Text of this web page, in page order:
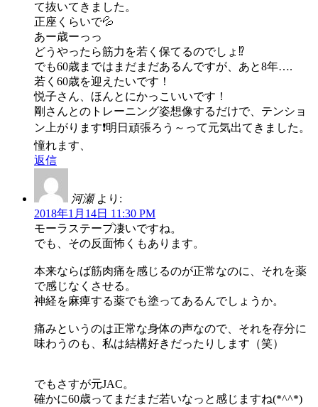
て抜いてきました。
正座くらいで💦
あー歳ーっっ
どうやったら筋力を若く保てるのでしょ⁉
でも60歳まではまだまだあるんですが、あと8年….
若く60歳を迎えたいです！
悦子さん、ほんとにかっこいいです！
剛さんとのトレーニング姿想像するだけで、テンショ
ン上がります❗明日頑張ろう～って元気出てきました。
憧れます、
返信
河瀬 より:
2018年1月14日 11:30 PM
モーラステープ凄いですね。
でも、その反面怖くもあります。
本来ならば筋肉痛を感じるのが正常なのに、それを薬
で感じなくさせる。
神経を麻痺する薬でも塗ってあるんでしょうか。
痛みというのは正常な身体の声なので、それを存分に
味わうのも、私は結構好きだったりします（笑）
でもさすが元JAC。
確かに60歳ってまだまだ若いなっと感じますね(*^^*)